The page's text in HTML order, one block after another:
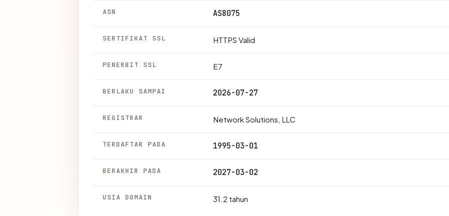
ASN AS8075
SERTIFIKAT SSL HTTPS Valid
PENERBIT SSL E7
BERLAKU SAMPAI 2026-07-27
REGISTRAR Network Solutions, LLC
TERDAFTAR PADA 1995-03-01
BERAKHIR PADA 2027-03-02
USIA DOMAIN 31.2 tahun